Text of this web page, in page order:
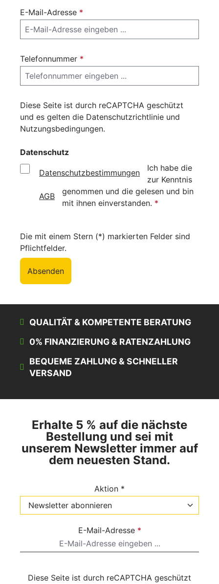
E-Mail-Adresse *
Telefonnummer *
Diese Seite ist durch reCAPTCHA geschützt
und es gelten die Datenschutzrichtlinie und
Nutzungsbedingungen.
Datenschutz
Ich habe die
Datenschutzbestimmungen
zur Kenntnis
genommen und die
AGB
gelesen und bin
mit ihnen einverstanden. *
Die mit einem Stern (*) markierten Felder sind
Pflichtfelder.
Absenden
QUALITÄT & KOMPETENTE BERATUNG
0% FINANZIERUNG & RATENZAHLUNG
BEQUEME ZAHLUNG & SCHNELLER
VERSAND
Erhalte 5 % auf die nächste
Bestellung und sei mit
unserem Newsletter immer auf
dem neuesten Stand.
Aktion *
E-Mail-Adresse *
Diese Seite ist durch reCAPTCHA geschützt